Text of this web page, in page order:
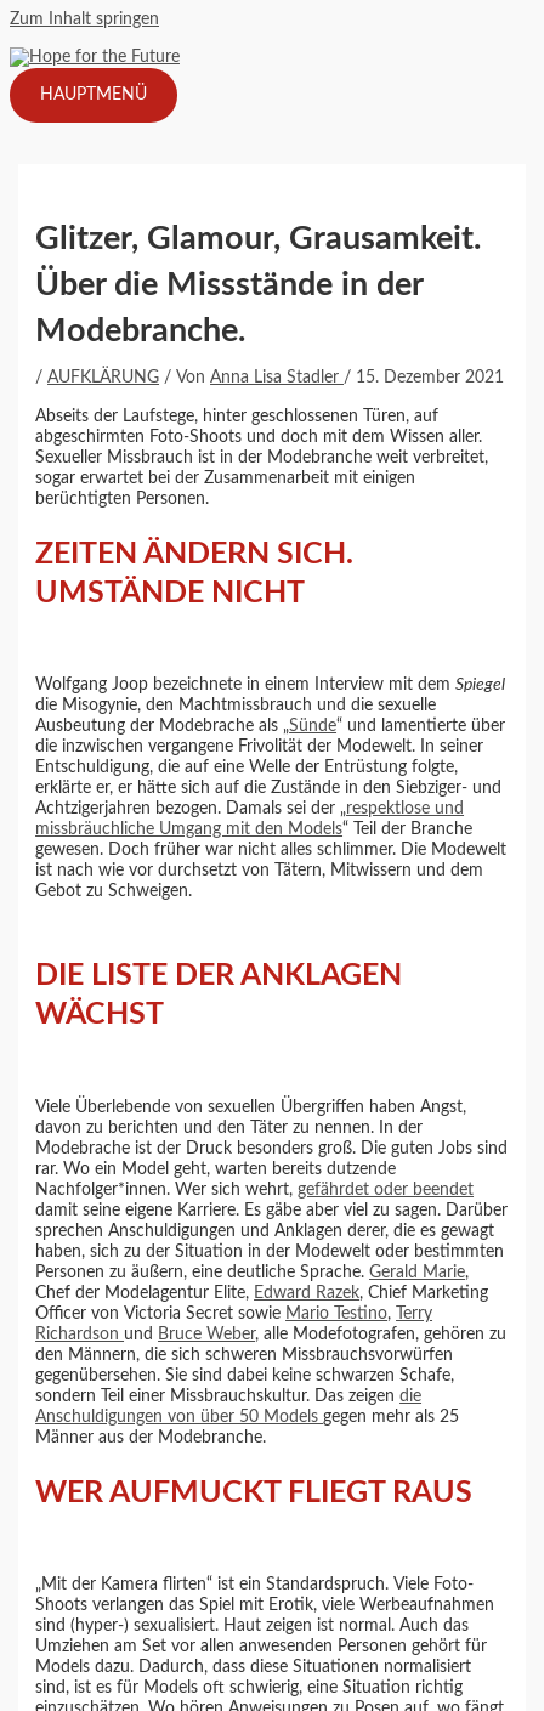
Zum Inhalt springen
HAUPTMENÜ
Glitzer, Glamour, Grausamkeit.
Über die Missstände in der
Modebranche.
/AUFKLÄRUNG / VonAnna Lisa Stadler / 15. Dezember 2021
Abseits der Laufstege, hinter geschlossenen Türen, auf
abgeschirmten Foto-Shoots und doch mit dem Wissen aller.
Sexueller Missbrauch ist in der Modebranche weit verbreitet,
sogar erwartet bei der Zusammenarbeit mit einigen
berüchtigten Personen.
ZEITEN ÄNDERN SICH.
UMSTÄNDE NICHT
Wolfgang Joop bezeichnete in einem Interview mit demSpiegel
die Misogynie, den Machtmissbrauch und die sexuelle
Ausbeutung der Modebrache als „Sünde“ und lamentierte über
die inzwischen vergangene Frivolität der Modewelt. In seiner
Entschuldigung, die auf eine Welle der Entrüstung folgte,
erklärte er, er hätte sich auf die Zustände in den Siebziger- und
Achtzigerjahren bezogen. Damals sei der „respektlose und
missbräuchliche Umgang mit den Models“ Teil der Branche
gewesen. Doch früher war nicht alles schlimmer. Die Modewelt
ist nach wie vor durchsetzt von Tätern, Mitwissern und dem
Gebot zu Schweigen.
DIE LISTE DER ANKLAGEN
WÄCHST
Viele Überlebende von sexuellen Übergriffen haben Angst,
davon zu berichten und den Täter zu nennen. In der
Modebrache ist der Druck besonders groß. Die guten Jobs sind
rar. Wo ein Model geht, warten bereits dutzende
Nachfolger*innen. Wer sich wehrt,gefährdet oder beendet
damit seine eigene Karriere. Es gäbe aber viel zu sagen. Darüber
sprechen Anschuldigungen und Anklagen derer, die es gewagt
haben, sich zu der Situation in der Modewelt oder bestimmten
Personen zu äußern, eine deutliche Sprache.Gerald Marie,
Chef der Modelagentur Elite, Edward Razek, Chief Marketing
Officer von Victoria Secret sowie Mario Testino,
Terry
Richardson und Bruce Weber, alle Modefotografen, gehören zu
den Männern, die sich schweren Missbrauchsvorwürfen
gegenübersehen. Sie sind dabei keine schwarzen Schafe,
sondern Teil einer Missbrauchskultur. Das zeigendie
Anschuldigungen von über 50 Modelsgegen mehr als 25
Männer aus der Modebranche.
WER AUFMUCKT FLIEGT RAUS
„Mit der Kamera flirten“ ist ein Standardspruch. Viele Foto-
Shoots verlangen das Spiel mit Erotik, viele Werbeaufnahmen
sind (hyper-) sexualisiert. Haut zeigen ist normal. Auch das
Umziehen am Set vor allen anwesenden Personen gehört für
Models dazu. Dadurch, dass diese Situationen normalisiert
sind, ist es für Models oft schwierig, eine Situation richtig